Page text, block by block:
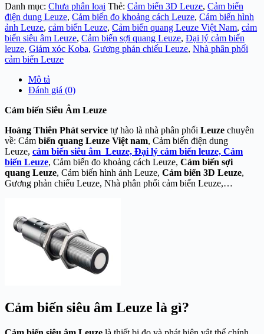
Danh mục: Chưa phân loại Thẻ: Cảm biến 3D Leuze, Cảm biến
điện dung Leuze, Cảm biến đo khoảng cách Leuze, Cảm biến hình
ảnh Leuze, cảm biến Leuze, Cảm biến quang Leuze Việt Nam, cảm
biến siêu âm Leuze, Cảm biến sợi quang Leuze, Đại lý cảm biến
leuze, Giảm xóc Koba, Gương phản chiếu Leuze, Nhà phân phối
cảm biến Leuze
Mô tả
Đánh giá (0)
Cảm biến Siêu Âm Leuze
Hoàng Thiên Phát service tự hào là nhà phân phối Leuze chuyên
về: Cảm biến quang Leuze Việt nam, Cảm biến điện dung
Leuze, cảm biến siêu âm Leuze, Đại lý cảm biến leuze, Cảm
biến Leuze, Cảm biến đo khoảng cách Leuze, Cảm biến sợi
quang Leuze, Cảm biến hình ảnh Leuze, Cảm biến 3D Leuze,
Gương phản chiếu Leuze, Nhà phân phối cảm biến Leuze,…
Cảm biến siêu âm Leuze là gì?